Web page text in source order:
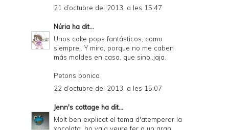
21 d’octubre del 2013, a les 15:47
Núria ha dit...
Unos cake pops fantásticos, como
siempre.. Y mira, porque no me caben
más moldes en casa, que sino..jaja.
Petons bonica
22 d’octubre del 2013, a les 15:07
Jenn's cottage ha dit...
Molt ben explicat el tema d'atemperar la